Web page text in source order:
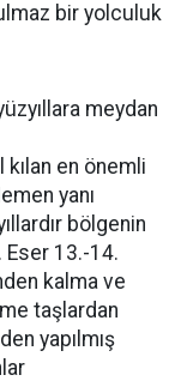
bir yolculuk
meydan
en önemli
yanı
bölgenin
Eser 13.-14.
kalma ve
taşlardan
yapılmış